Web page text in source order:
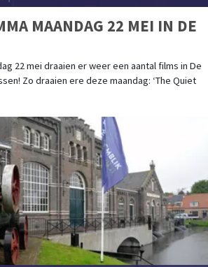
MAANDAG 22 MEI IN DE
22 mei draaien er weer een aantal films in De
Zo draaien ere deze maandag: ‘The Quiet